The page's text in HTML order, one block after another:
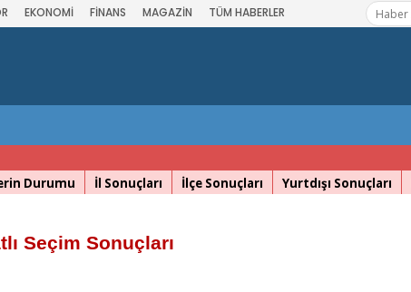
EKONOMİ FİNANS MAGAZİN TÜM HABERLER
Durumu İl Sonuçları İlçe Sonuçları Yurtdışı Sonuçları
Seçim Sonuçları